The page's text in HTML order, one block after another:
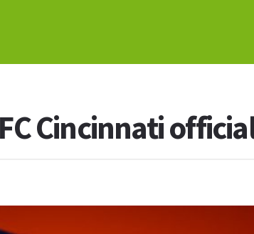
Cincinnati